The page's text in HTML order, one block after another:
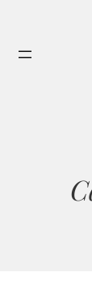
contenu